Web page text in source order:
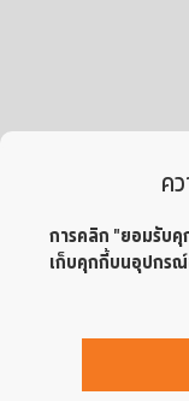
ค
การคลิก "ยอมรับ
เก็บคุกกี้บนอุปกร